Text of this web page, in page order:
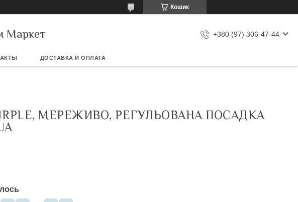
Кошик
Маркет +380 (97) 306-47-44
ДОСТАВКА И ОПЛАТА
МЕРЕЖИВО, РЕГУЛЬОВАНА ПОСАДКА